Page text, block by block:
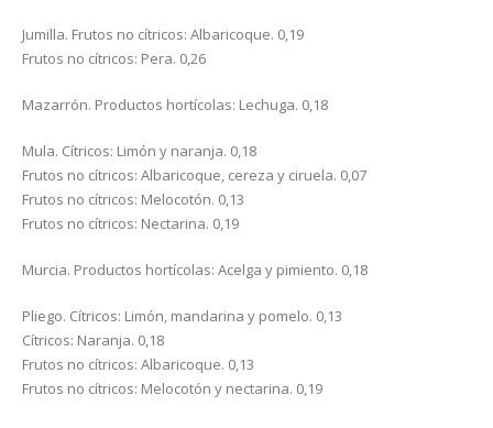
Jumilla. Frutos no cítricos: Albaricoque. 0,19
Frutos no cítricos: Pera. 0,26
Mazarrón. Productos hortícolas: Lechuga. 0,18
Mula. Cítricos: Limón y naranja. 0,18
Frutos no cítricos: Albaricoque, cereza y ciruela. 0,07
Frutos no cítricos: Melocotón. 0,13
Frutos no cítricos: Nectarina. 0,19
Murcia. Productos hortícolas: Acelga y pimiento. 0,18
Pliego. Cítricos: Limón, mandarina y pomelo. 0,13
Cítricos: Naranja. 0,18
Frutos no cítricos: Albaricoque. 0,13
Frutos no cítricos: Melocotón y nectarina. 0,19